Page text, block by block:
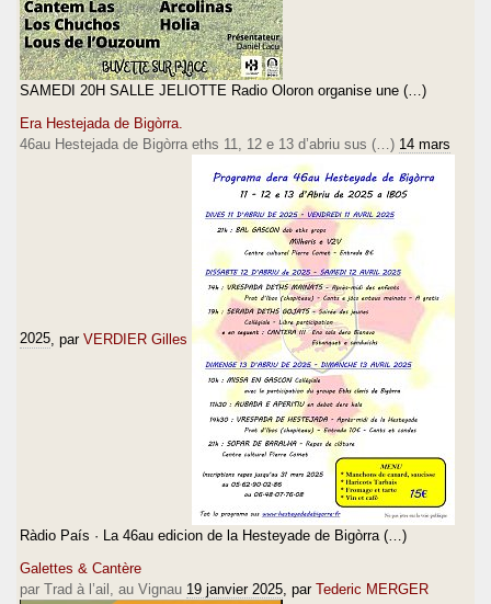
SAMEDI 20H SALLE JELIOTTE Radio Oloron organise une (…)
Era Hestejada de Bigòrra.
46au Hestejada de Bigòrra eths 11, 12 e 13 d’abriu sus (…) 14 mars
2025 , par VERDIER Gilles
Ràdio País · La 46au edicion de la Hesteyade de Bigòrra (…)
Galettes & Cantère
par Trad à l’ail, au Vignau 19 janvier 2025 , par Tederic MERGER